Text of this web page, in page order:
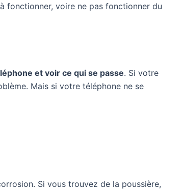
fonctionner, voire ne pas fonctionner du
et voir ce qui se passe. Si votre
Mais si votre téléphone ne se
Si vous trouvez de la poussière,